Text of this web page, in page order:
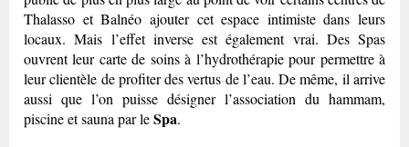
Thalasso et Balnéo ajouter cet espace intimiste dans leurs
locaux. Mais l’effet inverse est également vrai. Des Spas
ouvrent leur carte de soins à l’hydrothérapie pour permettre à
leur clientèle de profiter des vertus de l’eau. De même, il arrive
aussi que l’on puisse désigner l’association du hammam,
piscine et sauna par leSpa.